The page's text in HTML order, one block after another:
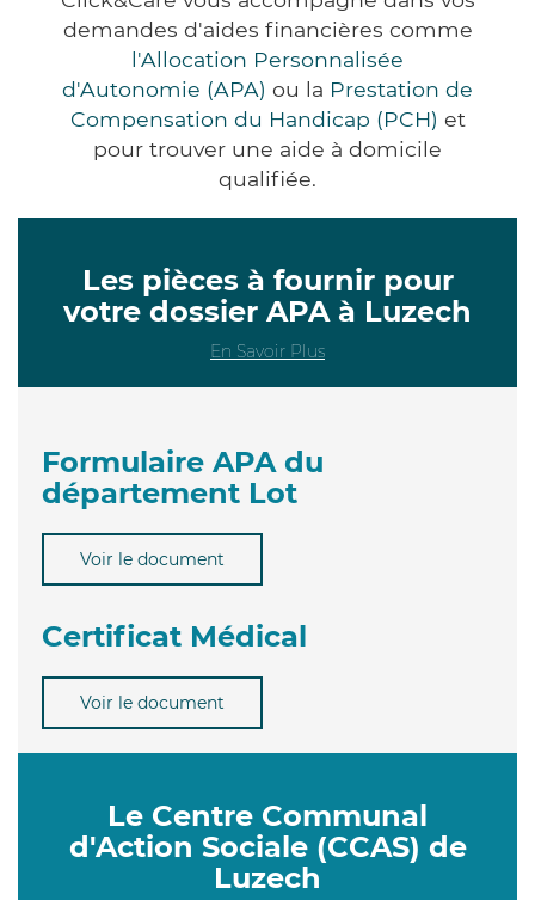
demandes d'aides financières comme
l'Allocation Personnalisée
d'Autonomie (APA) ou la Prestation de
Compensation du Handicap (PCH) et
pour trouver une aide à domicile
qualifiée.
Les pièces à fournir pour
votre dossier APA à Luzech
En Savoir Plus
Formulaire APA du
département Lot
Voir le document
Certificat Médical
Voir le document
Le Centre Communal
d'Action Sociale (CCAS) de
Luzech